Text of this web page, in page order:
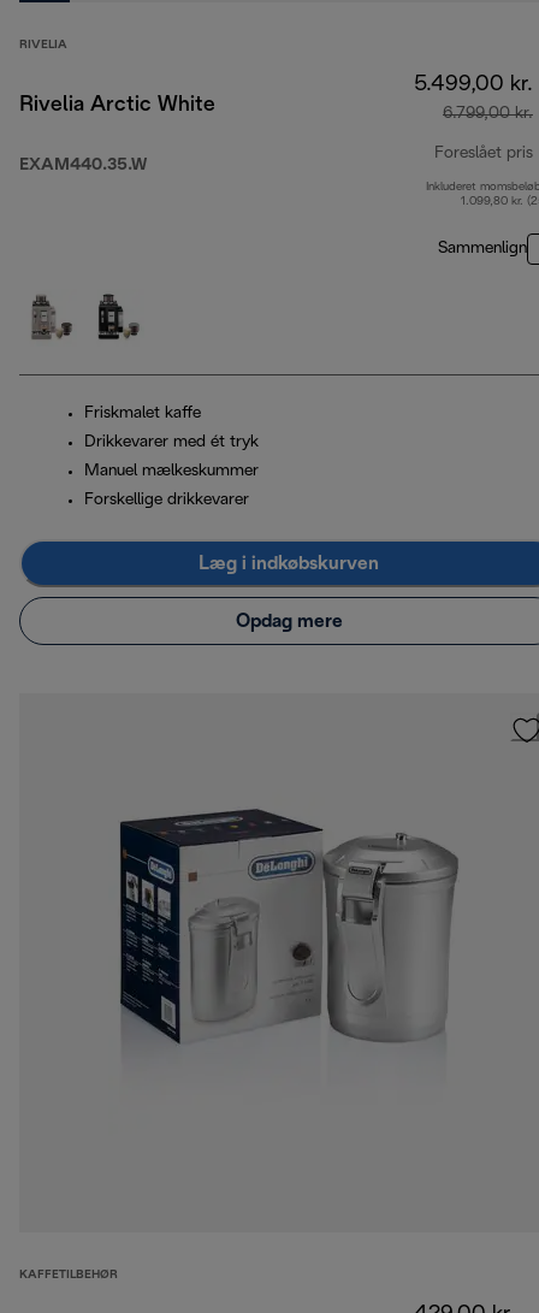
RIVELIA
Rivelia Arctic White
EXAM440.35.W
5.499,00 kr.
6.799,00 kr.
Foreslået pris
Inkluderet
1.099,80 kr.
Sammenlign
Friskmalet kaffe
Drikkevarer med ét tryk
Manuel mælkeskummer
Forskellige drikkevarer
Læg i indkøbskurven
Opdag mere
KAFFETILBEHØR